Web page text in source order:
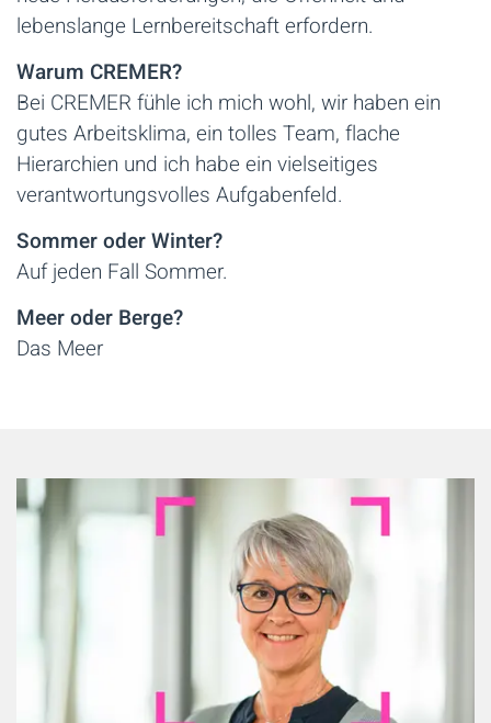
lebenslange Lernbereitschaft erfordern.
Warum CREMER?
Bei CREMER fühle ich mich wohl, wir haben ein
gutes Arbeitsklima, ein tolles Team, flache
Hierarchien und ich habe ein vielseitiges
verantwortungsvolles Aufgabenfeld.
Sommer oder Winter?
Auf jeden Fall Sommer.
Meer oder Berge?
Das Meer